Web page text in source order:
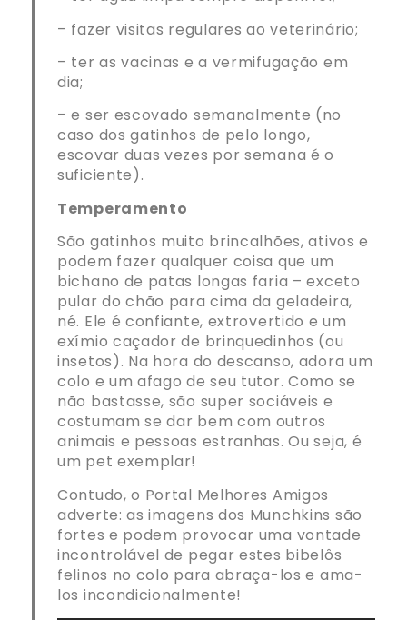
– fazer visitas regulares ao veterinário;
– ter as vacinas e a vermifugação em
dia;
– e ser escovado semanalmente (no
caso dos gatinhos de pelo longo,
escovar duas vezes por semana é o
suficiente).
Temperamento
São gatinhos muito brincalhões, ativos e
podem fazer qualquer coisa que um
bichano de patas longas faria – exceto
pular do chão para cima da geladeira,
né. Ele é confiante, extrovertido e um
exímio caçador de brinquedinhos (ou
insetos). Na hora do descanso, adora um
colo e um afago de seu tutor. Como se
não bastasse, são super sociáveis e
costumam se dar bem com outros
animais e pessoas estranhas. Ou seja, é
um pet exemplar!
Contudo, o Portal Melhores Amigos
adverte: as imagens dos Munchkins são
fortes e podem provocar uma vontade
incontrolável de pegar estes bibelôs
felinos no colo para abraça-los e ama-
los incondicionalmente!